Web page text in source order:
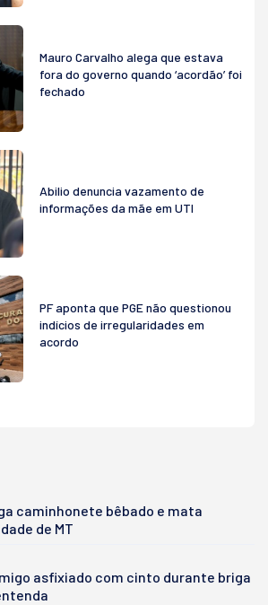
Mauro Carvalho alega que estava
fora do governo quando ‘acordão’ foi
fechado
Abilio denuncia vazamento de
informações da mãe em UTI
PF aponta que PGE não questionou
indícios de irregularidades em
acordo
caminhonete bêbado e mata
de MT
asfixiado com cinto durante briga